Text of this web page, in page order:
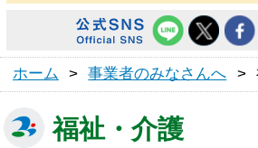
ホーム > 事業者のみなさんへ >
福祉・介護